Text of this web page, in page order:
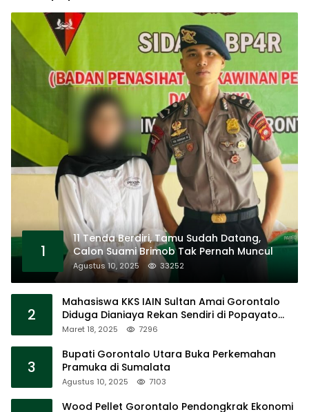
1
11 Tenda Berdiri, Tamu Sudah Datang,
Calon Suami Brimob Tak Pernah Muncul
Agustus 10, 2025 33252
2
Mahasiswa KKS IAIN Sultan Amai Gorontalo
Diduga Dianiaya Rekan Sendiri di Popayato
Barat
Maret 18, 2025 7296
3
Bupati Gorontalo Utara Buka Perkemahan
Pramuka di Sumalata
Agustus 10, 2025 7103
Wood Pellet Gorontalo Pendongkrak Ekonomi